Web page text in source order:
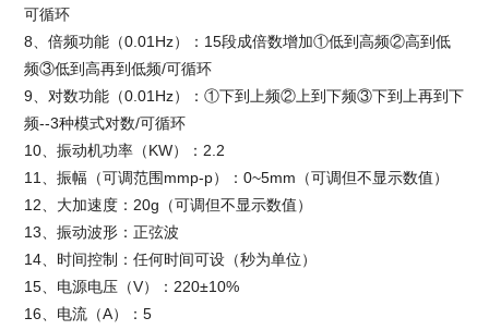
可循环
8、倍频功能（0.01Hz）：15段成倍数增加①低到高频②高到低
频③低到高再到低频/可循环
9、对数功能（0.01Hz）：①下到上频②上到下频③下到上再到下
频--3种模式对数/可循环
10、振动机功率（KW）：2.2
11、振幅（可调范围mmp-p）：0~5mm（可调但不显示数值）
12、大加速度：20g（可调但不显示数值）
13、振动波形：正弦波
14、时间控制：任何时间可设（秒为单位）
15、电源电压（V）：220±10%
16、电流（A）：5